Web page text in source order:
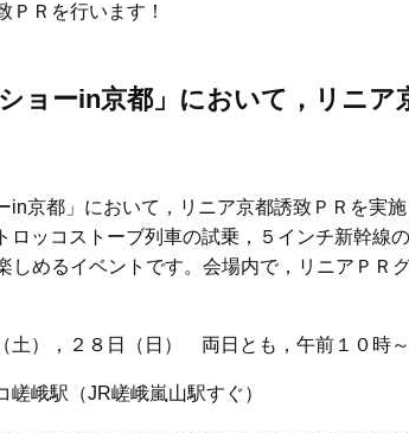
ＰＲを行います！
ショーin京都」において，リニア
in京都」において，リニア京都誘致ＰＲを実
ロッコストーブ列車の試乗，５インチ新幹線
しめるイベントです。会場内で，リニアＰＲ
土），２８日（日） 両日とも，午前１０時
峨駅（JR嵯峨嵐山駅すぐ）